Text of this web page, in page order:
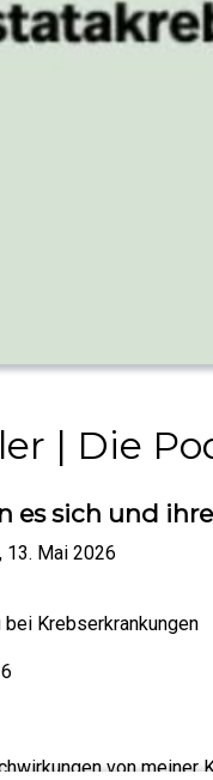
| Die
es sich und
13. Mai 2026
Krebserkrankungen
von